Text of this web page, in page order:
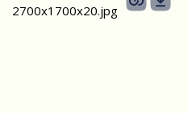
2700х1700x20.jpg